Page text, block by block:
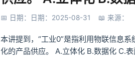
日期：日期：2025-08-31 来源：
本讲提到，“工业0”是指利用物联信息
化的产品供应。 A.立体化 B.数据化 C.